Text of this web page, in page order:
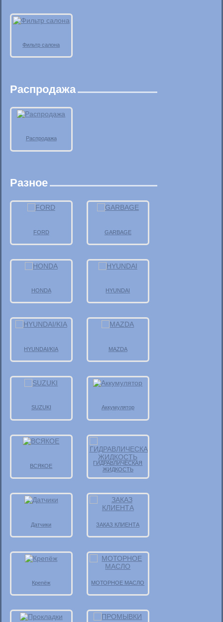
Фильтр салона
Распродажа
Распродажа
Разное
FORD GARBAGE
HONDA HYUNDAI
HYUNDAI/KIA MAZDA
SUZUKI Аккумулятор
ВСЯКОЕ
ГИДРАВЛИЧЕСКАЯ
ЖИДКОСТЬ
Датчики ЗАКАЗ КЛИЕНТА
Крепёж МОТОРНОЕ МАСЛО